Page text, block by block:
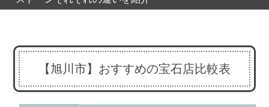
【旭川市】おすすめの宝石店比較表